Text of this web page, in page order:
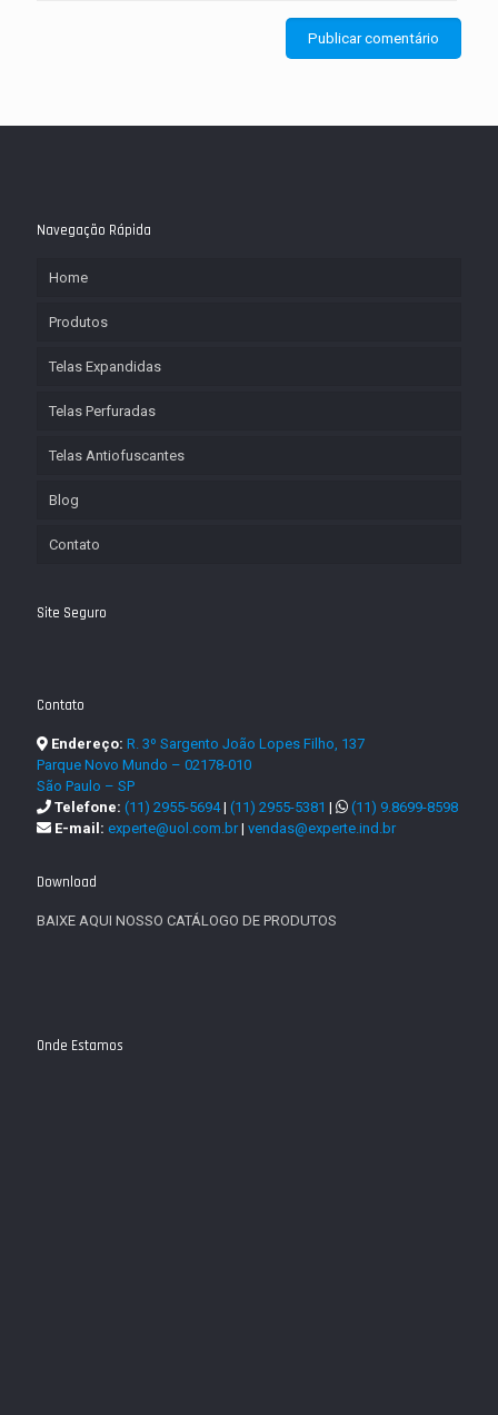
Navegação Rápida
Home
Produtos
Telas Expandidas
Telas Perfuradas
Telas Antiofuscantes
Blog
Contato
Site Seguro
Contato
Endereço: R. 3º Sargento João Lopes Filho, 137
Parque Novo Mundo – 02178-010
São Paulo – SP
Telefone: (11) 2955-5694| (11) 2955-5381 |
(11) 9.8699-8598
E-mail: experte@uol.com.br| vendas@experte.ind.br
Download
BAIXE AQUI NOSSO CATÁLOGO DE PRODUTOS
Onde Estamos